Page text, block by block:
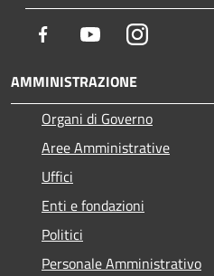
Facebook YoutubeInstagram
AMMINISTRAZIONE
Organi di Governo
Aree Amministrative
Uffici
Enti e fondazioni
Politici
Personale Amministrativo